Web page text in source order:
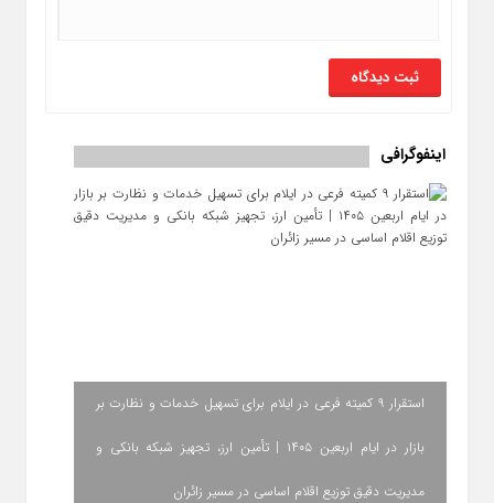
اینفوگرافی
استقرار ۹ کمیته فرعی در ایلام برای تسهیل خدمات و نظارت بر
بازار در ایام اربعین ۱۴۰۵ | تأمین ارز، تجهیز شبکه بانکی و
مدیریت دقیق توزیع اقلام اساسی در مسیر زائران